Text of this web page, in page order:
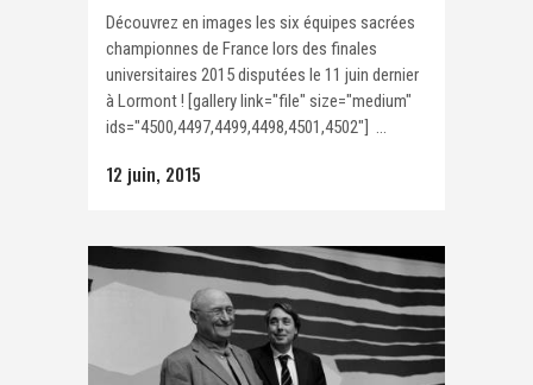
Découvrez en images les six équipes sacrées
championnes de France lors des finales
universitaires 2015 disputées le 11 juin dernier
à Lormont ! [gallery link="file" size="medium"
ids="4500,4497,4499,4498,4501,4502"] ...
12 juin, 2015